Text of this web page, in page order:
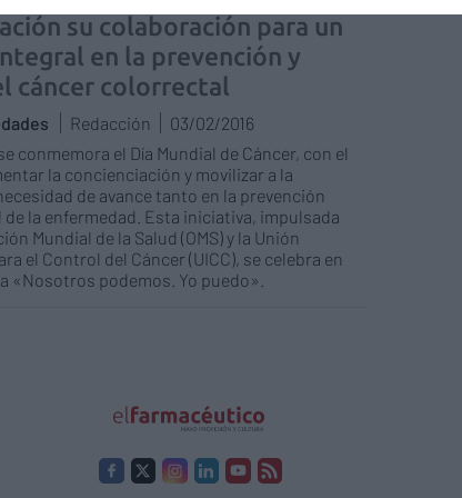
su colaboración para un
en la prevención y
cáncer colorrectal
Redacción
03/02/2016
conmemora el Día Mundial de Cáncer, con el
la concienciación y movilizar a la
de avance tanto en la prevención
la enfermedad. Esta iniciativa, impulsada
Mundial de la Salud (OMS) y la Unión
el Control del Cáncer (UICC), se celebra en
«Nosotros podemos. Yo puedo».